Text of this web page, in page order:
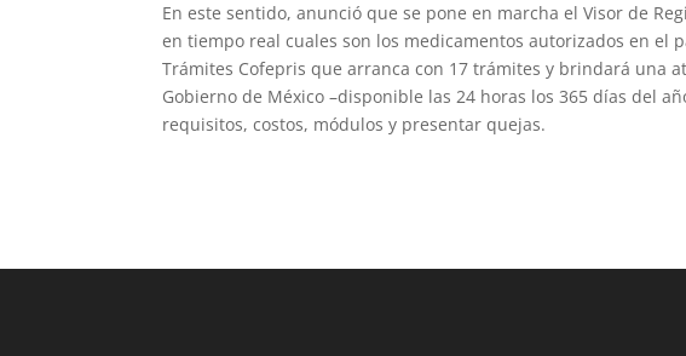
En este sentido, anunció que se pone en marcha el Visor de
en tiempo real cuales son los medicamentos autorizados en el
Trámites Cofepris que arranca con 17 trámites y brindará una
Gobierno de México –disponible las 24 horas los 365 días del
requisitos, costos, módulos y presentar quejas.